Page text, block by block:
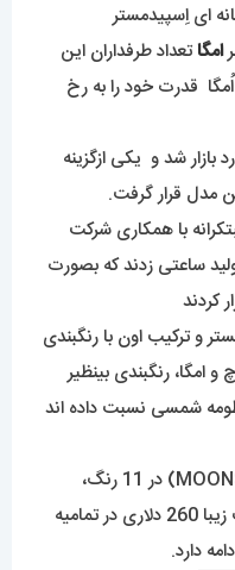
ای اِسپیدمستر
امگا تعداد طرفداران این
قدرت خود را به رخ
7 هزار دلار وارد بازار شد و یکی ازگزینه
مدل قرار گرفت.
مبتکرانه با همکاری شرکت
ساعتی زدند که بصورت
کردند
و ترکیب اون با رنگبندی
امگا، رنگبندی بینظیر
شمسی نسبت داده اند
پس از معرفی ساعت ماه (MOONSWATCH) در 11 رنگ،
علاقمندان زیادی برای خرید این ساعت زیبا 260 دلاری در تمامیه
دارد.